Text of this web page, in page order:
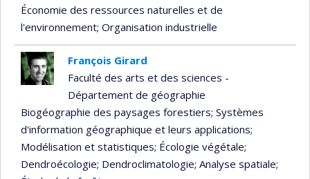
Économie des ressources naturelles et de
l'environnement; Organisation industrielle
François Girard
Faculté des arts et des sciences -
Département de géographie
Biogéographie des paysages forestiers; Systèmes
d'information géographique et leurs applications;
Modélisation et statistiques; Écologie végétale;
Dendroécologie; Dendroclimatologie; Analyse spatiale;